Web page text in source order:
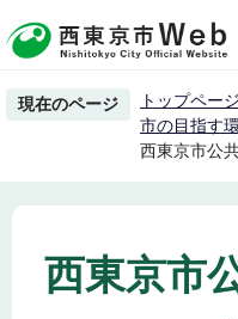
の
ー
の
先
現在のページ トップページ
市の目指す
西東京市公
西東京市